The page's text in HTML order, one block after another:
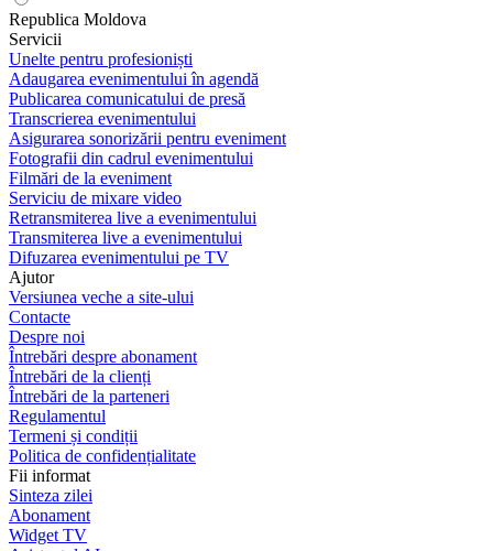
Republica Moldova
Servicii
Unelte pentru profesioniști
Adaugarea evenimentului în agendă
Publicarea comunicatului de presă
Transcrierea evenimentului
Asigurarea sonorizării pentru eveniment
Fotografii din cadrul evenimentului
Filmări de la eveniment
Serviciu de mixare video
Retransmiterea live a evenimentului
Transmiterea live a evenimentului
Difuzarea evenimentului pe TV
Ajutor
Versiunea veche a site-ului
Contacte
Despre noi
Întrebări despre abonament
Întrebări de la clienți
Întrebări de la parteneri
Regulamentul
Termeni și condiții
Politica de confidențialitate
Fii informat
Sinteza zilei
Abonament
Widget TV